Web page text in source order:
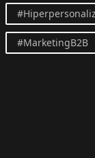
#MarketingB2B